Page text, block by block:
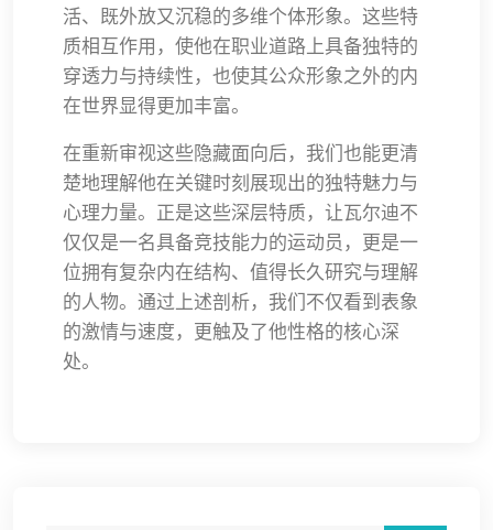
活、既外放又沉稳的多维个体形象。这些特
质相互作用，使他在职业道路上具备独特的
穿透力与持续性，也使其公众形象之外的内
在世界显得更加丰富。
在重新审视这些隐藏面向后，我们也能更清
楚地理解他在关键时刻展现出的独特魅力与
心理力量。正是这些深层特质，让瓦尔迪不
仅仅是一名具备竞技能力的运动员，更是一
位拥有复杂内在结构、值得长久研究与理解
的人物。通过上述剖析，我们不仅看到表象
的激情与速度，更触及了他性格的核心深
处。